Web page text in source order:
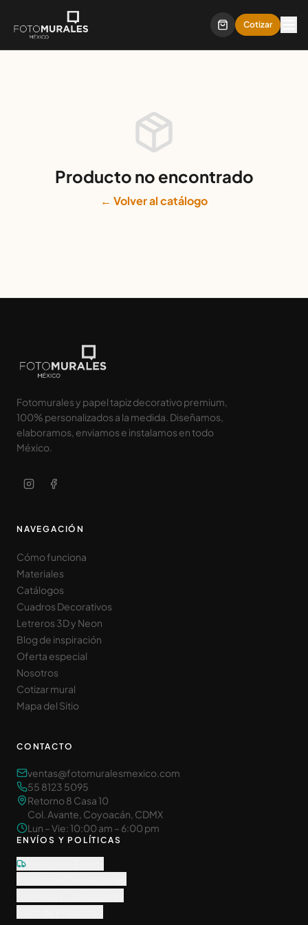
Cotizar
Producto no encontrado
← Volver al catálogo
Fotomurales y papel tapiz decorativo premium,
100% personalizados a la medida. Diseñamos,
elaboramos, enviamos e instalamos en todo
México.
NAVEGACIÓN
Cómo funciona
Materiales
Catálogos
Cuadros Decorativos
Letreros 3D y Neon
Blog de inspiración
Oferta especial
Nosotros
Cotizar mural
Mapa del Sitio
CONTACTO
ventas@fotomuralesmexico.com
55 8123 5095
Retorno 8 Casa 10
Col. Avante, Coyoacán, CDMX
Lun – Vie: 10:00 am – 6:00 pm
ENVÍOS Y POLÍTICAS